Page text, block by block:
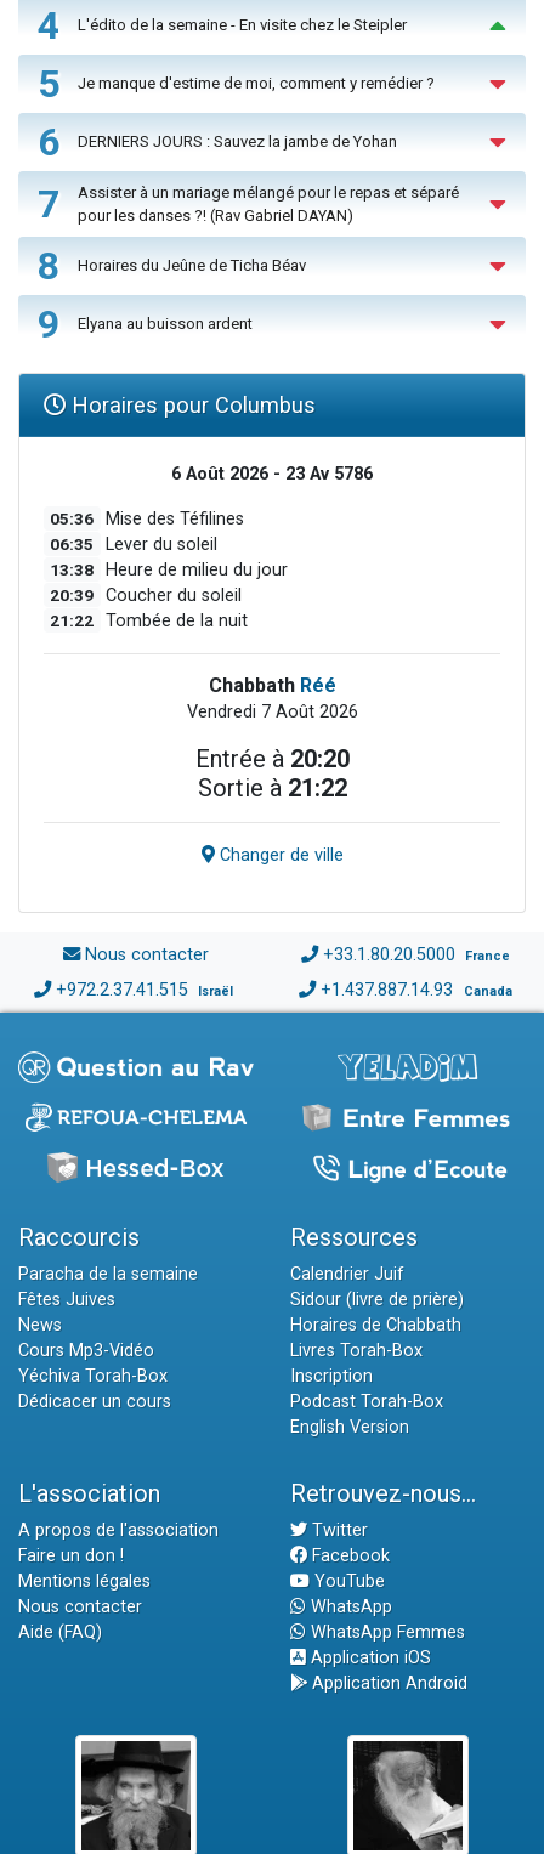
4 L'édito de la semaine - En visite chez le Steipler
5 Je manque d'estime de moi, comment y remédier ?
6 DERNIERS JOURS : Sauvez la jambe de Yohan
7
Assister à un mariage mélangé pour le repas et séparé
pour les danses ?! (Rav Gabriel DAYAN)
8 Horaires du Jeûne de Ticha Béav
9 Elyana au buisson ardent
Horaires pour Columbus
6 Août 2026 - 23 Av 5786
05:36 Mise des Téfilines
06:35 Lever du soleil
13:38 Heure de milieu du jour
20:39 Coucher du soleil
21:22 Tombée de la nuit
Chabbath Réé
Vendredi 7 Août 2026
Entrée à 20:20
Sortie à 21:22
Changer de ville
Nous contacter +33.1.80.20.5000 France
+972.2.37.41.515 Israël +1.437.887.14.93 Canada
Raccourcis
Paracha de la semaine
Fêtes Juives
News
Cours Mp3-Vidéo
Yéchiva Torah-Box
Dédicacer un cours
Ressources
Calendrier Juif
Sidour (livre de prière)
Horaires de Chabbath
Livres Torah-Box
Inscription
Podcast Torah-Box
English Version
L'association
A propos de l'association
Faire un don !
Mentions légales
Nous contacter
Aide (FAQ)
Retrouvez-nous...
Twitter
Facebook
YouTube
WhatsApp
WhatsApp Femmes
Application iOS
Application Android